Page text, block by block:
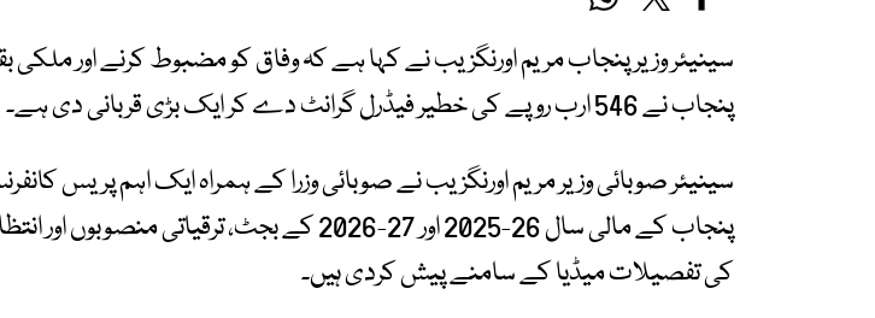
سینیئر وزیر پنجاب مریم اورنگزیب نے کہا ہے کہ وفاق کو مضبوط کرنے اور ملکی
پنجاب نے 546 ارب روپے کی خطیر فیڈرل گرانٹ دے کر ایک بڑی قربانی دی ہے۔
سینیئر صوبائی وزیر مریم اورنگزیب نے صوبائی وزرا کے ہمراہ ایک اہم پریس
پنجاب کے مالی سال 26-2025 اور 27-2026 کے بجٹ، ترقیاتی
کی تفصیلات میڈیا کے سامنے پیش کردی ہیں۔